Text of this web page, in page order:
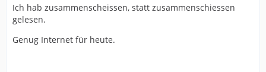
Ich hab zusammenscheissen, statt zusammenschiessen
gelesen.
Genug Internet für heute.